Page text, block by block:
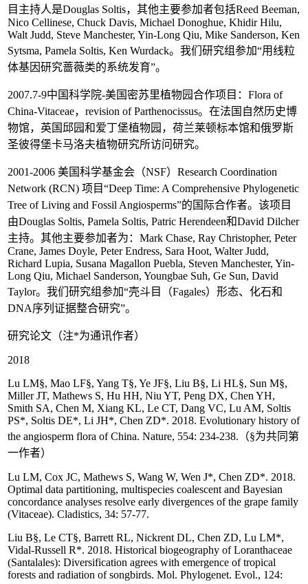
目主持人是Douglas Soltis，其他主要参加者包括Reed Beeman,
Nico Cellinese, Chuck Davis, Michael Donoghue, Khidir Hilu,
Walt Judd, Steve Manchester, Yin-Long Qiu, Mike Sanderson, Ken
Sytsma, Pamela Soltis, Ken Wurdack。我们研究组参加“用线粒
体基因研究蔷薇类的系统发育”。
2007.7-9中国科学院-美国密苏里植物园合作项目：Flora of
China-Vitaceae，revision of Parthenocissus。在法国自然历史博
物馆，英国邱园和爱丁堡植物园，荷兰莱顿标本馆和俄罗斯
圣彼得堡卡马洛夫植物研究所访问研究。
2001-2006 美国科学基金会（NSF）Research Coordination
Network (RCN) 项目“Deep Time: A Comprehensive Phylogenetic
Tree of Living and Fossil Angiosperms”的国际合作者。该项目
由Douglas Soltis, Pamela Soltis, Patric Herendeen和David Dilcher
主持。其他主要参加者为：Mark Chase, Ray Christopher, Peter
Crane, James Doyle, Peter Endress, Sara Hoot, Walter Judd,
Richard Lupia, Susana Magallon Puebla, Steven Manchester, Yin-
Long Qiu, Michael Sanderson, Youngbae Suh, Ge Sun, David
Taylor。我们研究组参加“壳斗目（Fagales）形态、化石和
DNA序列证据整合研究”。
研究论文（注*为通讯作者）
2018
Lu LM§, Mao LF§, Yang T§, Ye JF§, Liu B§, Li HL§, Sun M§,
Miller JT, Mathews S, Hu HH, Niu YT, Peng DX, Chen YH,
Smith SA, Chen M, Xiang KL, Le CT, Dang VC, Lu AM, Soltis
PS*, Soltis DE*, Li JH*, Chen ZD*. 2018. Evolutionary history of
the angiosperm flora of China. Nature, 554: 234-238.（§为共同第
一作者）
Lu LM, Cox JC, Mathews S, Wang W, Wen J*, Chen ZD*. 2018.
Optimal data partitioning, multispecies coalescent and Bayesian
concordance analyses resolve early divergences of the grape family
(Vitaceae). Cladistics, 34: 57-77.
Liu B§, Le CT§, Barrett RL, Nickrent DL, Chen ZD, Lu LM*,
Vidal-Russell R*. 2018. Historical biogeography of Loranthaceae
(Santalales): Diversification agrees with emergence of tropical
forests and radiation of songbirds. Mol. Phylogenet. Evol., 124: